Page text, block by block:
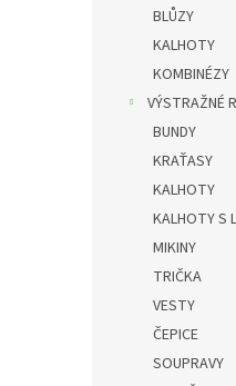
BLŮZY
KALHOTY
KOMBINÉZY
VÝSTRAŽNÉ
BUNDY
KRAŤASY
KALHOTY
KALHOTY S
MIKINY
TRIČKA
VESTY
ČEPICE
SOUPRAVY